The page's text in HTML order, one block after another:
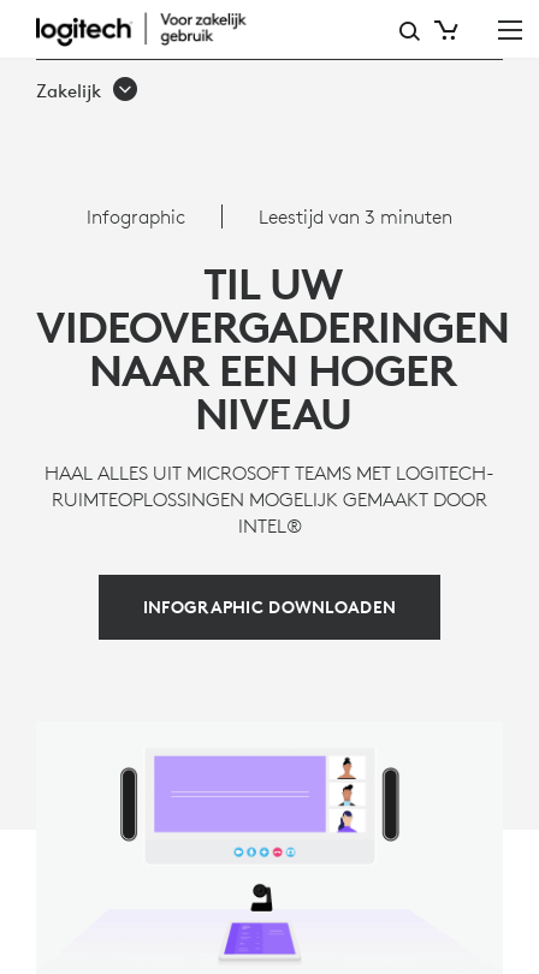
MICROSOFT
TEAMS,
Zakelijk
Infographic Leestijd van 3 minuten
TIL UW
VIDEOVERGADERINGEN
NAAR EEN HOGER
NIVEAU
HAAL ALLES UIT MICROSOFT TEAMS MET LOGITECH-
RUIMTEOPLOSSINGEN MOGELIJK GEMAAKT DOOR
INTEL®
INFOGRAPHIC DOWNLOADEN